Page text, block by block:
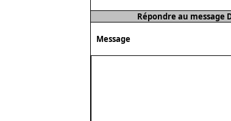
Répondre au message
Message